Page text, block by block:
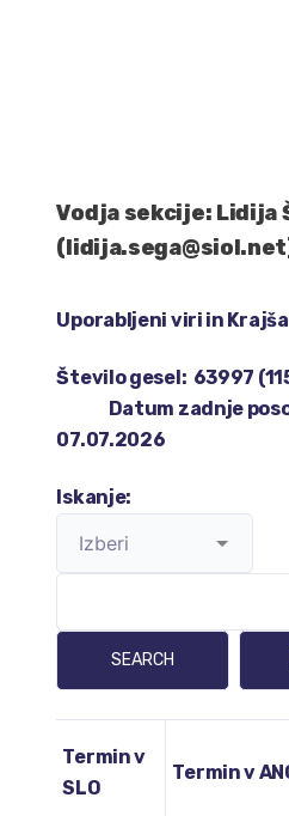
Vodja sekcije: Lidija
Uporabljeni viri in
Število gesel: 63997
Datum zadnje
07.07.2026
Iskanje:
Termin v
SLO
Termin v